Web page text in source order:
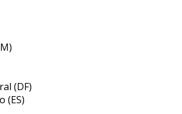
elétricos para longa
com materiais de alta
ou alumínio, que
elétrica. isso
em distâncias
se mantém estável,
e garantindo eficiência.
(DF)
(ES)